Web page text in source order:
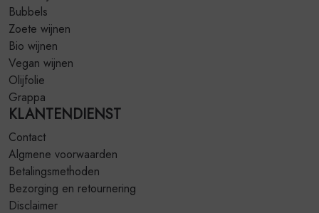
Bubbels
Zoete wijnen
Bio wijnen
Vegan wijnen
Olijfolie
Grappa
KLANTENDIENST
Contact
Algmene voorwaarden
Betalingsmethoden
Bezorging en retournering
Disclaimer